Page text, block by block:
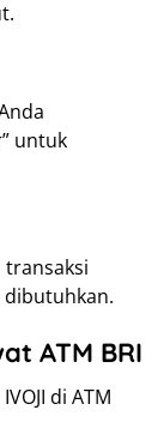
untuk
transaksi
dibutuhkan.
ATM BRI
di ATM